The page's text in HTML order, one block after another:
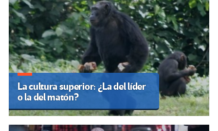
La cultura superior: ¿La del líder
o la del matón?